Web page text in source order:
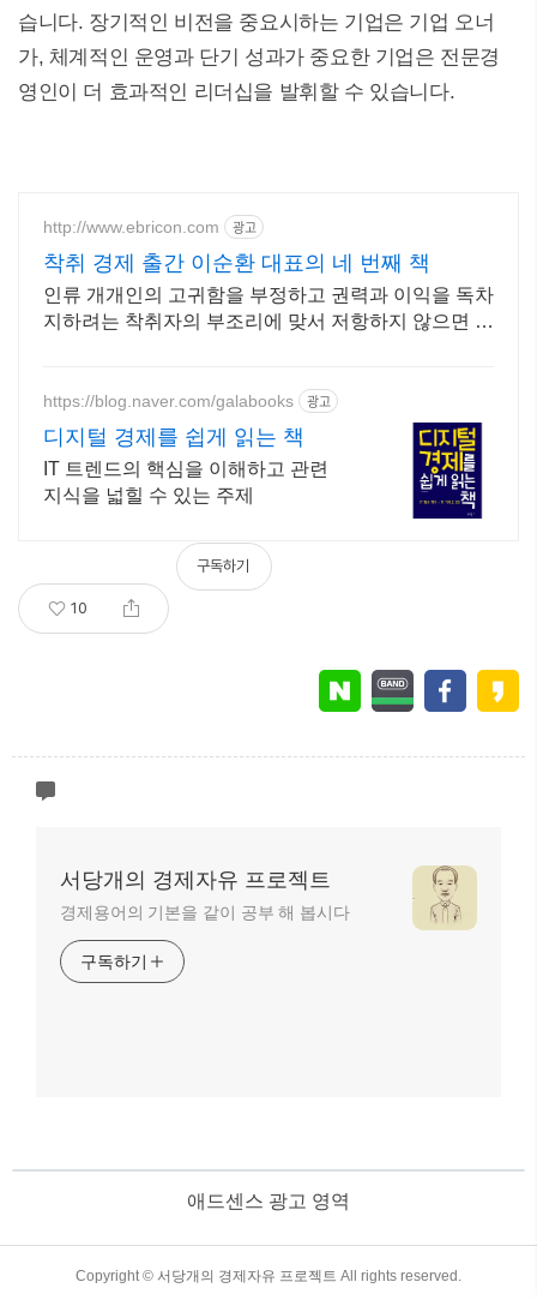
습니다. 장기적인 비전을 중요시하는 기업은 기업 오너
가, 체계적인 운영과 단기 성과가 중요한 기업은 전문경
영인이 더 효과적인 리더십을 발휘할 수 있습니다.
http://www.ebricon.com 광고
착취 경제 출간 이순환 대표의 네 번째 책
인류 개개인의 고귀함을 부정하고 권력과 이익을 독차
지하려는 착취자의 부조리에 맞서 저항하지 않으면 우
https://blog.naver.com/galabooks 광고
디지털 경제를 쉽게 읽는 책
IT 트렌드의 핵심을 이해하고 관련
지식을 넓힐 수 있는 주제
10
구독하기
서당개의 경제자유 프로젝트
경제용어의 기본을 같이 공부 해 봅시다
구독하기
애드센스 광고 영역
Copyright © 서당개의 경제자유 프로젝트 All rights reserved.
TistoryWhaleSkin3.4